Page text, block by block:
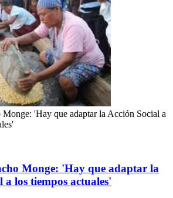
'Hay que adaptar la Acción Social a
Monge: 'Hay que adaptar la
a los tiempos actuales'